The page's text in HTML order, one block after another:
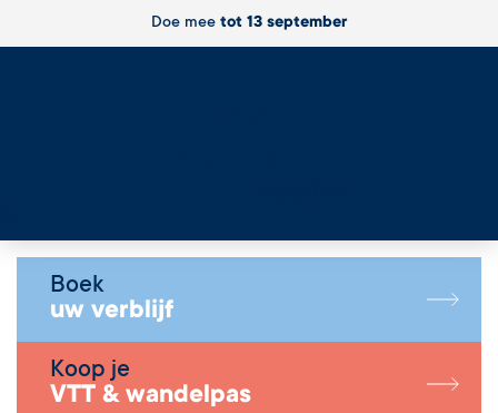
Doe mee tot 13 september
Boek
uw verblijf
Koop je
VTT & wandelpas